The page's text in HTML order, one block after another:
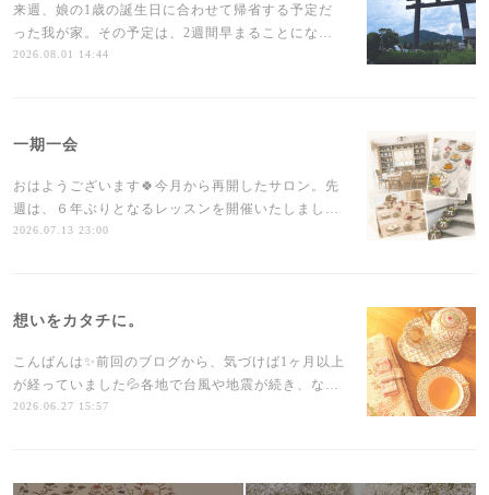
来週、娘の1歳の誕生日に合わせて帰省する予定だ
った我が家。その予定は、2週間早まることにな…
2026.08.01 14:44
一期一会
おはようございます🍀今月から再開したサロン。先
週は、６年ぶりとなるレッスンを開催いたしまし…
2026.07.13 23:00
想いをカタチに。
こんばんは✨前回のブログから、気づけば1ヶ月以上
が経っていました💦各地で台風や地震が続き、な…
2026.06.27 15:57